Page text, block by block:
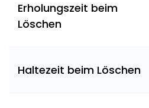
Erholungszeit beim
Löschen
Haltezeit beim Löschen